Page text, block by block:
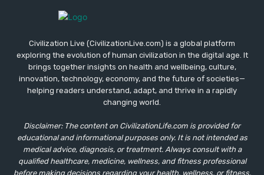
Civilization Live (CivilizationLive.com) is a global platform
exploring the evolution of human civilization in the digital age. It
brings together insights on health and wellbeing, culture,
innovation, technology, economy, and the future of societies—
helping readers understand, adapt, and thrive in a rapidly
changing world.
Disclaimer: The content on CivilizationLife.com is provided for
educational and informational purposes only. It is not intended as
medical advice, diagnosis, or treatment. Always consult with a
qualified healthcare, medicine, wellness, and fitness professional
before making decisions regarding your health, wellness, or fitness,